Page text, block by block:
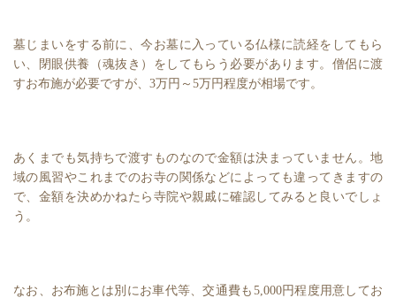
墓じまいをする前に、今お墓に入っている仏様に読経をしてもら
い、閉眼供養（魂抜き）をしてもらう必要があります。僧侶に渡
すお布施が必要ですが、3万円～5万円程度が相場です。
あくまでも気持ちで渡すものなので金額は決まっていません。地
域の風習やこれまでのお寺の関係などによっても違ってきますの
で、金額を決めかねたら寺院や親戚に確認してみると良いでしょ
う。
なお、お布施とは別にお車代等、交通費も5,000円程度用意してお